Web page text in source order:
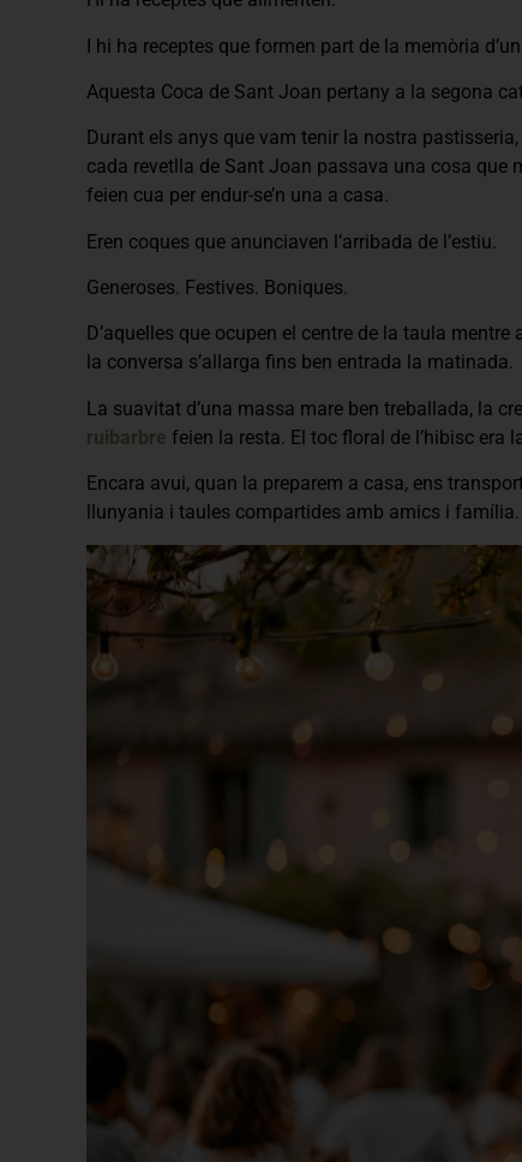
I hi ha receptes que formen part de la memòria
Aquesta Coca de Sant Joan pertany a la segona
Durant els anys que vam tenir la nostra
cada revetlla de Sant Joan passava una cosa
feien cua per endur-se’n una a casa.
Eren coques que anunciaven l’arribada de l’estiu.
Generoses. Festives. Boniques.
D’aquelles que ocupen el centre de la taula
la conversa s’allarga fins ben entrada la matinada.
La suavitat d’una massa mare ben treballada, la
ruibarbre feien la resta. El toc floral de l’hibisc era
Encara avui, quan la preparem a casa, ens
llunyania i taules compartides amb amics i família.